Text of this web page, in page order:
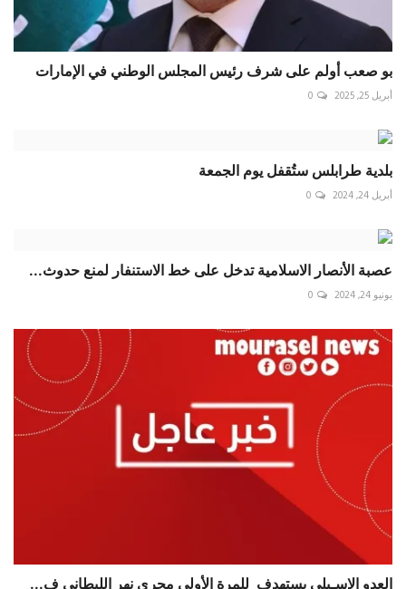
بو صعب أولم على شرف رئيس المجلس الوطني في الإمارات
أبريل 25, 2025 0
بلدية طرابلس ستُقفل يوم الجمعة
أبريل 24, 2024 0
عصبة الأنصار الاسلامية تدخل على خط الاستنفار لمنع حدوث...
يونيو 24, 2024 0
العدو الإسـيلي يستهدف للمرة الأولى مجرى نهر الليطاني ف...